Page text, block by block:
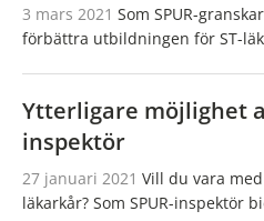
3 mars 2021 Som SPUR-
förbättra utbildningen för ST-
Ytterligare möjlighet
inspektör
27 januari 2021 Vill du vara
läkarkår? Som SPUR-inspektör